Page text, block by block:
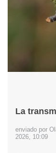
La
enviado por
2026, 10:09